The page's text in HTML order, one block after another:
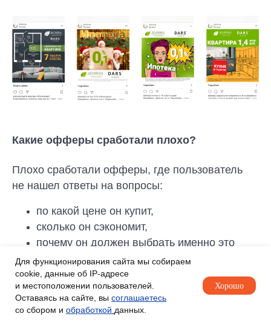
Какие офферы сработали плохо?
Плохо сработали офферы, где пользователь
не нашел ответы на вопросы:
по какой цене он купит,
сколько он сэкономит,
почему он должен выбрать именно это
предложение?
В данном случае мы говорим про оффер для
эконом класса. Если такой оффер отвечает
на все эти вопросы, то получить заявку
Для функционирования сайта мы собираем
cookie, данные об IP-адресе
и местоположении пользователей.
Оставаясь на сайте, вы соглашаетесь
со сбором и обработкой данных.
Хорошо